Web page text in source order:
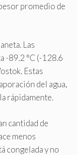
promedio de
Las
-89.2 °C (-128.6
Estas
del agua,
rápidamente.
cantidad de
menos
congelada y no